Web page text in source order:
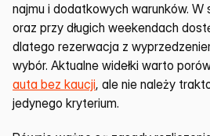
najmu i dodatkowych warunków. W
oraz przy długich weekendach
dlatego rezerwacja z
wybór. Aktualne widełki warto
auta bez kaucji, ale nie należy
jedynego kryterium.